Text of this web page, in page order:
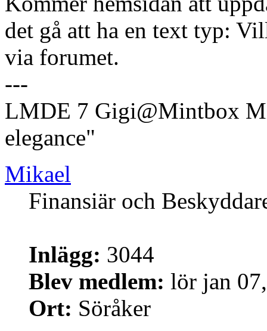
det gå att ha en text typ:
via forumet.
---
LMDE 7 Gigi@Mintbox
elegance"
Mikael
Finansiär och
Inlägg: 3044
Blev medlem: lör jan
Ort: Söråker